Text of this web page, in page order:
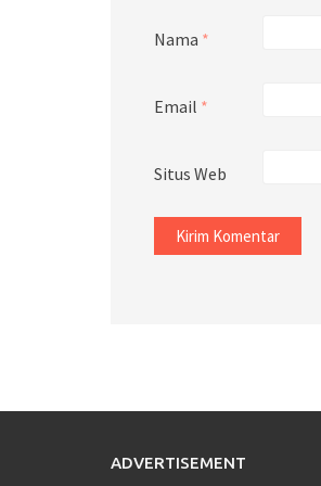
Nama *
Email *
Situs Web
ADVERTISEMENT